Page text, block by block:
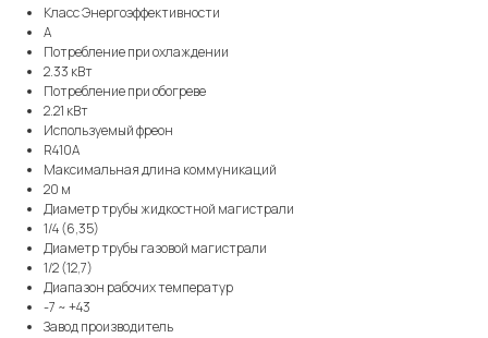
Класс Энергоэффективности
A
Потребление при охлаждении
2.33 кВт
Потребление при обогреве
2.21 кВт
Используемый фреон
R410A
Максимальная длина коммуникаций
20 м
Диаметр трубы жидкостной магистрали
1/4 (6,35)
Диаметр трубы газовой магистрали
1/2 (12,7)
Диапазон рабочих температур
-7 ~ +43
Завод производитель